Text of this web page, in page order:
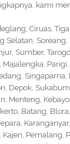
kami
Ciruas,
Selatan,
Sumber,
Singaparna,
Depok,
Menteng,
Batang,
Kajen, Pemalang,